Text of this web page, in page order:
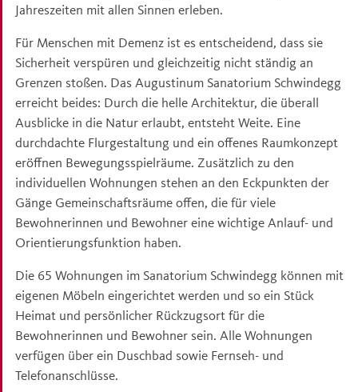
Jahreszeiten mit allen Sinnen erleben.
Für Menschen mit Demenz ist es entscheidend, dass sie
Sicherheit verspüren und gleichzeitig nicht ständig an
Grenzen stoßen. Das Augustinum Sanatorium Schwindegg
erreicht beides: Durch die helle Architektur, die überall
Ausblicke in die Natur erlaubt, entsteht Weite. Eine
durchdachte Flurgestaltung und ein offenes Raumkonzept
eröffnen Bewegungsspielräume. Zusätzlich zu den
individuellen Wohnungen stehen an den Eckpunkten der
Gänge Gemeinschaftsräume offen, die für viele
Bewohnerinnen und Bewohner eine wichtige Anlauf- und
Orientierungsfunktion haben.
Die 65 Wohnungen im Sanatorium Schwindegg können mit
eigenen Möbeln eingerichtet werden und so ein Stück
Heimat und persönlicher Rückzugsort für die
Bewohnerinnen und Bewohner sein. Alle Wohnungen
verfügen über ein Duschbad sowie Fernseh- und
Telefonanschlüsse.